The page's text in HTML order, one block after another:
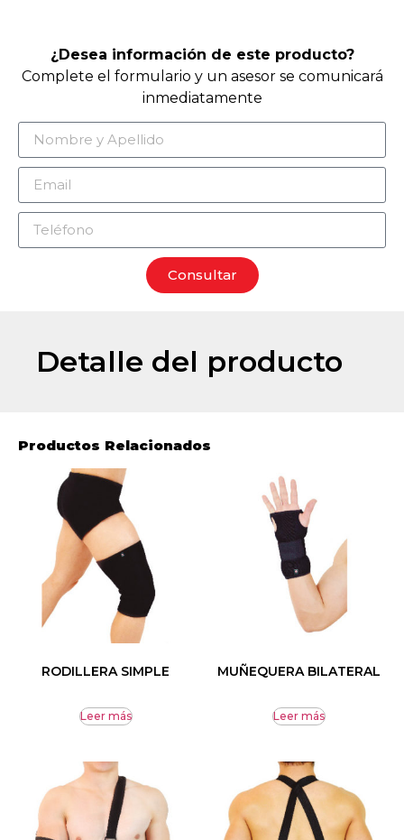
¿Desea información de este producto?
Complete el formulario y un asesor se comunicará
inmediatamente
Consultar
Detalle del producto
Productos Relacionados
RODILLERA SIMPLE
Leer más
MUÑEQUERA BILATERAL
Leer más